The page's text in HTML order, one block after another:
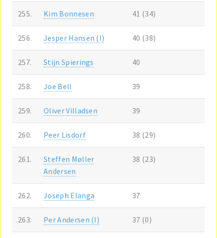
255. Kim Bonnesen 41 (34)
256. Jesper Hansen (I) 40 (38)
257. Stijn Spierings 40
258. Joe Bell 39
259. Oliver Villadsen 39
260. Peer Lisdorf 38 (29)
261.
Steffen Møller
Andersen
38 (23)
262. Joseph Elanga 37
263. Per Andersen (I) 37 (0)